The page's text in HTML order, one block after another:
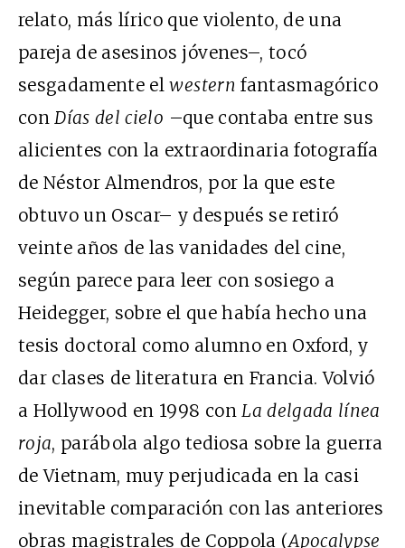
relato, más lírico que violento, de una
pareja de asesinos jóvenes–, tocó
sesgadamente elwesternfantasmagórico
conDías del cielo –que contaba entre sus
alicientes con la extraordinaria fotografía
de Néstor Almendros, por la que este
obtuvo un Oscar– y después se retiró
veinte años de las vanidades del cine,
según parece para leer con sosiego a
Heidegger, sobre el que había hecho una
tesis doctoral como alumno en Oxford, y
dar clases de literatura en Francia. Volvió
a Hollywood en 1998 conLa delgada línea
roja, parábola algo tediosa sobre la guerra
de Vietnam, muy perjudicada en la casi
inevitable comparación con las anteriores
obras magistrales de Coppola (Apocalypse